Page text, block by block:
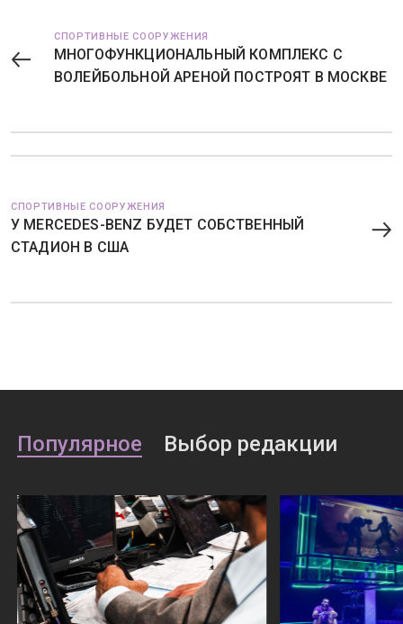
СПОРТИВНЫЕ СООРУЖЕНИЯ
МНОГОФУНКЦИОНАЛЬНЫЙ КОМПЛЕКС С
ВОЛЕЙБОЛЬНОЙ АРЕНОЙ ПОСТРОЯТ В МОСКВЕ
СПОРТИВНЫЕ СООРУЖЕНИЯ
У MERCEDES-BENZ БУДЕТ СОБСТВЕННЫЙ
СТАДИОН В США
Популярное Выбор редакции